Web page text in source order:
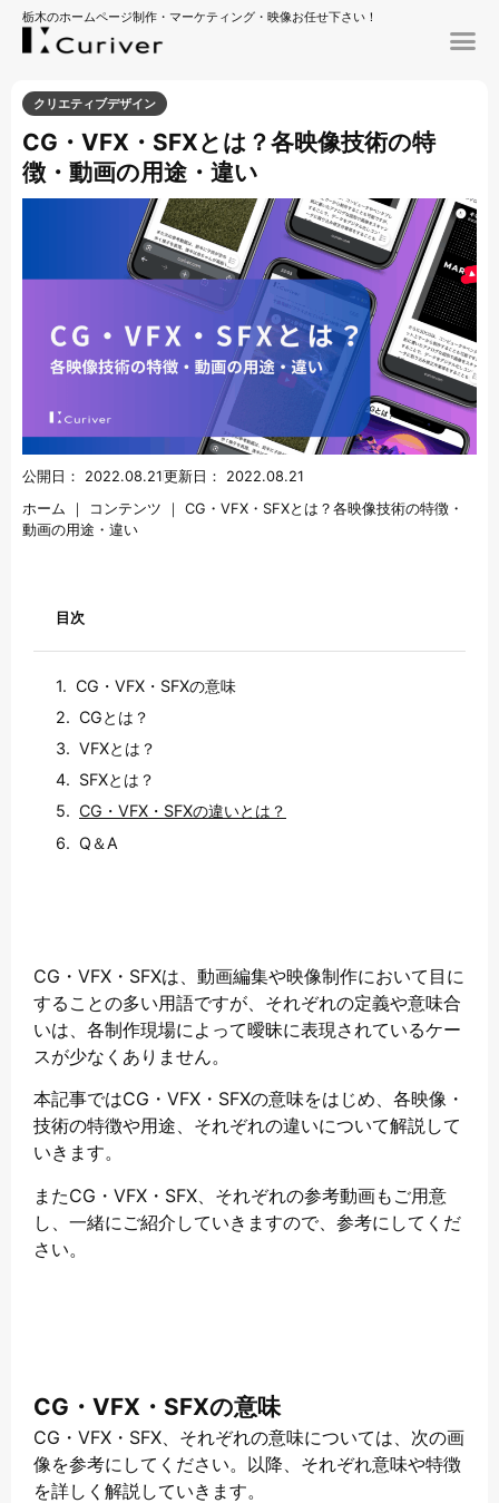
栃木のホームページ制作・マーケティング・映像お任せ下さい！
クリエティブデザイン
CG・VFX・SFXとは？各映像技術の特
徴・動画の用途・違い
公開日： 2022.08.21更新日：
2022.08.21
ホーム
｜ コンテンツ ｜
CG・VFX・SFXとは？各映像技術の特徴・
動画の用途・違い
目次
CG・VFX・SFXの意味
CGとは？
VFXとは？
SFXとは？
CG・VFX・SFXの違いとは？
Q＆A
CG・VFX・SFXは、動画編集や映像制作において目に
することの多い用語ですが、それぞれの定義や意味合
いは、各制作現場によって曖昧に表現されているケー
スが少なくありません。
本記事ではCG・VFX・SFXの意味をはじめ、各映像・
技術の特徴や用途、それぞれの違いについて解説して
いきます。
またCG・VFX・SFX、それぞれの参考動画もご用意
し、一緒にご紹介していきますので、参考にしてくだ
さい。
CG・VFX・SFXの意味
CG・VFX・SFX、それぞれの意味については、次の画
像を参考にしてください。以降、それぞれ意味や特徴
を詳しく解説していきます。